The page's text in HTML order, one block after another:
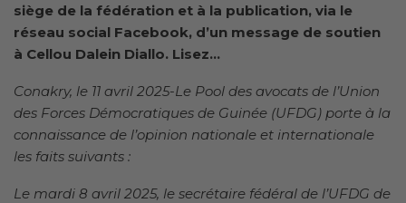
siège de la fédération et à la publication, via le
réseau social Facebook, d’un message de soutien
à Cellou Dalein Diallo. Lisez…
Conakry, le 11 avril 2025-Le Pool des avocats de l’Union
des Forces Démocratiques de Guinée (UFDG) porte à la
connaissance de l’opinion nationale et internationale
les faits suivants :
Le mardi 8 avril 2025, le secrétaire fédéral de l’UFDG de